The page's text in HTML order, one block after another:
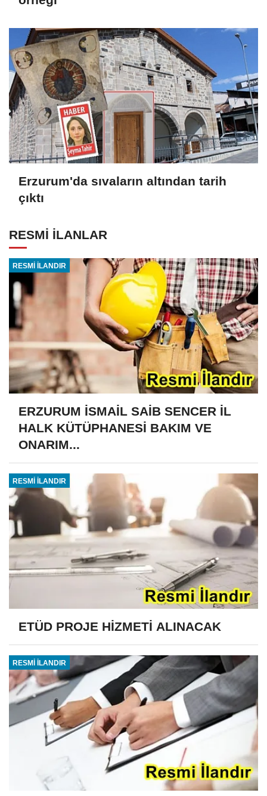
Erzurum'da sıvaların altından tarih
çıktı
RESMİ İLANLAR
RESMİ İLANDIR
ERZURUM İSMAİL SAİB SENCER İL
HALK KÜTÜPHANESİ BAKIM VE
ONARIM...
RESMİ İLANDIR
ETÜD PROJE HİZMETİ ALINACAK
RESMİ İLANDIR